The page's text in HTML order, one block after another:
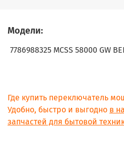
Модели:
7786988325 MCSS 58000 GW
Где купить переключатель
Удобно, быстро и выгодно в
запчастей для бытовой